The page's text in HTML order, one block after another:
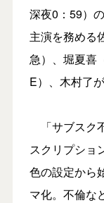
深夜0：59）
主演を務める
急）、堀夏喜
E）、木村了
「サブスク
スクリプショ
色の設定から
マ化。不倫な